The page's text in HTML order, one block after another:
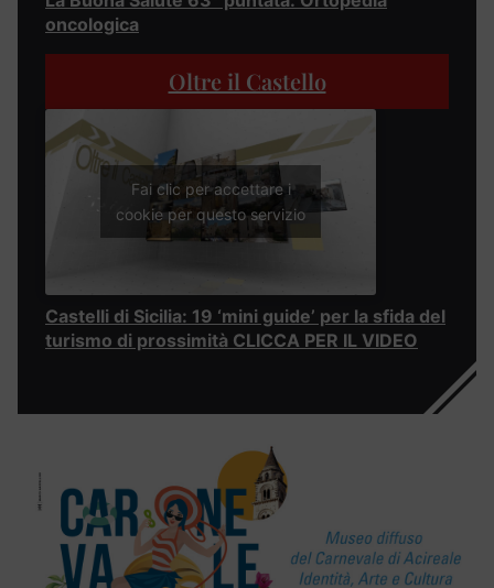
oncologica
Oltre il Castello
Fai clic per accettare i
cookie per questo servizio
Castelli di Sicilia: 19 ‘mini guide’ per la sfida del
turismo di prossimità CLICCA PER IL VIDEO